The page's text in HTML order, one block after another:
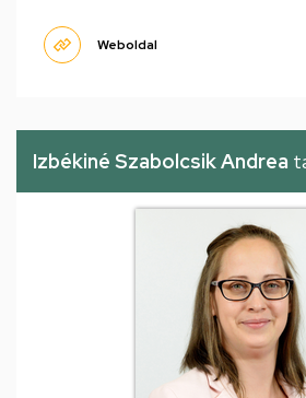
Weboldal
Izbékiné Szabolcsik Andrea